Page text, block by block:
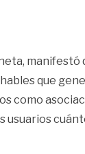
manifestó
que
como